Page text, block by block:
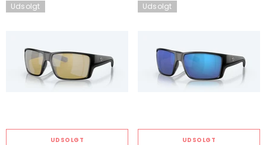
Udsolgt
UDSOLGT
Udsolgt
UDSOLGT